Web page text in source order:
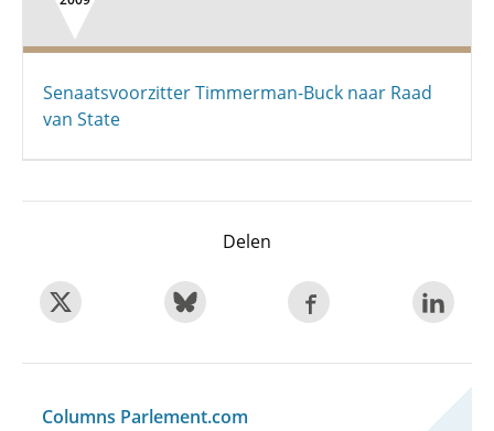
Senaatsvoorzitter Timmerman-Buck naar Raad
van State
Delen
Columns Parlement.com